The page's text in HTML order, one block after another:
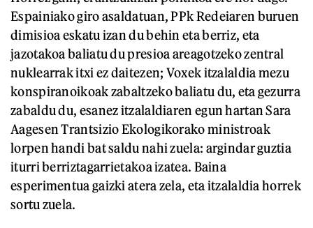
Espainiako giro asaldatuan, PPk Redeiaren buruen
dimisioa eskatu izan du behin eta berriz, eta
jazotakoa baliatu du presioa areagotzeko zentral
nuklearrak itxi ez daitezen; Voxek itzalaldia mezu
konspiranoikoak zabaltzeko baliatu du, eta gezurra
zabaldu du, esanez itzalaldiaren egun hartan Sara
Aagesen Trantsizio Ekologikorako ministroak
lorpen handi bat saldu nahi zuela: argindar guztia
iturri berriztagarrietakoa izatea. Baina
esperimentua gaizki atera zela, eta itzalaldia horrek
sortu zuela.